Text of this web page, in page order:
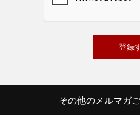
その他のメルマガ